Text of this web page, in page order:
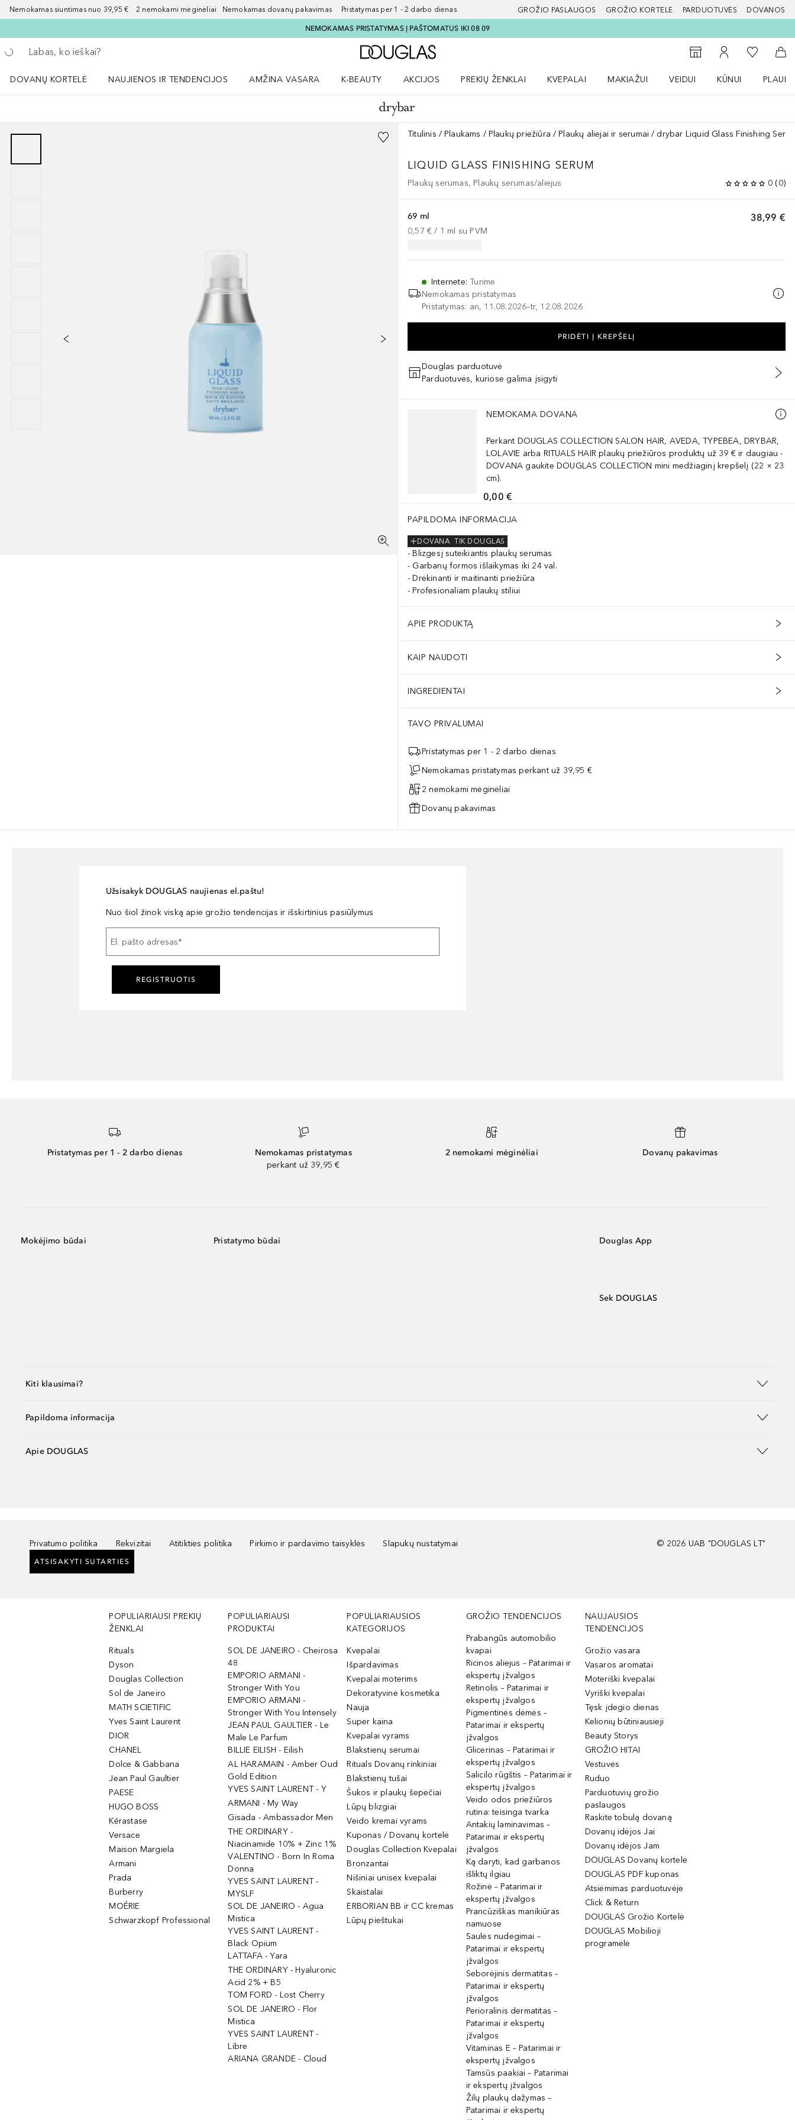
Nemokamas siuntimas nuo 39,95 € 2 nemokami mėginėliai Nemokamas dovanų pakavimas Pristatymas per 1 - 2 darbo dienas GROŽIO PASLAUGOS GROŽIO KORTELĖ PARDUOTUVĖS DOVANOS
NEMOKAMAS PRISTATYMAS Į PAŠTOMATUS IKI 08 09
Grįžk atgal
Vykdykite paiešką
Į Douglas pagrindinį puslapį
Į parduotuvių paiešką
Į mano paskyrą
Į mano
Į
DOVANŲ KORTELĖ
NAUJIENOS IR TENDENCIJOS
AMŽINA VASARA
K-BEAUTY
AKCIJOS
PREKIŲ ŽENKLAI
KVEPALAI
MAKIAŽUI
VEIDUI
KŪNUI
Titulinis Plaukams Plaukų priežiūra Plaukų aliejai ir serumai drybar Liquid Glass Finishing
LIQUID GLASS FINISHING SERUM
Plaukų serumas, Plaukų serumas/aliejus 0 (0)
38,99 €
69 ml
0,57 € / 1 ml su PVM
Internete:Turime
Nemokamas pristatymas
Pristatymas: an, 11.08.2026–tr, 12.08.2026
PRIDĖTI Į KREPŠELĮ
Douglas parduotuvė
Parduotuvės, kuriose galima įsigyti
Praleisti slankiklį
NEMOKAMA DOVANA
Perkant DOUGLAS COLLECTION SALON HAIR, AVEDA, TYPEBEA, DRYBAR,
LOLAVIE arba RITUALS HAIR plaukų priežiūros produktų už 39 € ir daugiau -
DOVANA gaukite DOUGLAS COLLECTION mini medžiaginį krepšelį (22 × 23
cm).
0,00 €
PAPILDOMA INFORMACIJA
TIK DOUGLAS
DOVANA
Blizgesį suteikiantis plaukų serumas
Garbanų formos išlaikymas iki 24 val.
Drėkinanti ir maitinanti priežiūra
Profesionaliam plaukų stiliui
APIE PRODUKTĄ
KAIP NAUDOTI
INGREDIENTAI
TAVO PRIVALUMAI
Pristatymas per 1 - 2 darbo dienas
Nemokamas pristatymas perkant už 39,95 €
2 nemokami mėginėliai
Dovanų pakavimas
Užsisakyk DOUGLAS naujienas el.paštu!
Nuo šiol žinok viską apie grožio tendencijas ir išskirtinius pasiūlymus
El. pašto adresas*
REGISTRUOTIS
Pristatymas per 1 - 2 darbo dienas
Nemokamas pristatymas
perkant už 39,95 €
2 nemokami mėginėliai Dovanų pakavimas
Mokėjimo būdai Pristatymo būdai Douglas App
Sek DOUGLAS
Kiti klausimai?
Papildoma informacija
Apie DOUGLAS
Privatumo politika Rekvizitai Atitikties politika Pirkimo ir pardavimo taisyklės Slapukų nustatymai
ATSISAKYTI SUTARTIES
© 2026 UAB "DOUGLAS LT"
POPULIARIAUSI PREKIŲ
ŽENKLAI
Rituals
Dyson
Douglas Collection
Sol de Janeiro
MATH SCIETIFIC
Yves Saint Laurent
DIOR
CHANEL
Dolce & Gabbana
Jean Paul Gaultier
PAESE
HUGO BOSS
Kérastase
Versace
Maison Margiela
Armani
Prada
Burberry
MOÉRIE
Schwarzkopf Professional
POPULIARIAUSI
PRODUKTAI
SOL DE JANEIRO - Cheirosa
48
EMPORIO ARMANI -
Stronger With You
EMPORIO ARMANI -
Stronger With You Intensely
JEAN PAUL GAULTIER - Le
Male Le Parfum
BILLIE EILISH - Eilish
AL HARAMAIN - Amber Oud
Gold Edition
YVES SAINT LAURENT - Y
ARMANI - My Way
Gisada - Ambassador Men
THE ORDINARY -
Niacinamide 10% + Zinc 1%
VALENTINO - Born In Roma
Donna
YVES SAINT LAURENT -
MYSLF
SOL DE JANEIRO - Agua
Mistica
YVES SAINT LAURENT -
Black Opium
LATTAFA - Yara
THE ORDINARY - Hyaluronic
Acid 2% + B5
TOM FORD - Lost Cherry
SOL DE JANEIRO - Flor
Mistica
YVES SAINT LAURENT -
Libre
ARIANA GRANDE - Cloud
POPULIARIAUSIOS
KATEGORIJOS
Kvepalai
Išpardavimas
Kvepalai moterims
Dekoratyvinė kosmetika
Nauja
Super kaina
Kvepalai vyrams
Blakstienų serumai
Rituals Dovanų rinkiniai
Blakstienų tušai
Šukos ir plaukų šepečiai
Lūpų blizgiai
Veido kremai vyrams
Kuponas / Dovanų kortelė
Douglas Collection Kvepalai
Bronzantai
Nišiniai unisex kvepalai
Skaistalai
ERBORIAN BB ir CC kremas
Lūpų pieštukai
GROŽIO TENDENCIJOS
Prabangūs automobilio
kvapai
Ricinos aliejus – Patarimai ir
ekspertų įžvalgos
Retinolis – Patarimai ir
ekspertų įžvalgos
Pigmentinės dėmės –
Patarimai ir ekspertų
įžvalgos
Glicerinas – Patarimai ir
ekspertų įžvalgos
Salicilo rūgštis – Patarimai ir
ekspertų įžvalgos
Veido odos priežiūros
rutina: teisinga tvarka
Antakių laminavimas –
Patarimai ir ekspertų
įžvalgos
Ką daryti, kad garbanos
išliktų ilgiau
Rožinė – Patarimai ir
ekspertų įžvalgos
Prancūziškas manikiūras
namuose
Saulės nudegimai –
Patarimai ir ekspertų
įžvalgos
Seborėjinis dermatitas –
Patarimai ir ekspertų
įžvalgos
Perioralinis dermatitas –
Patarimai ir ekspertų
įžvalgos
Vitaminas E – Patarimai ir
ekspertų įžvalgos
Tamsūs paakiai – Patarimai
ir ekspertų įžvalgos
Žilų plaukų dažymas –
Patarimai ir ekspertų
NAUJAUSIOS
TENDENCIJOS
Grožio vasara
Vasaros aromatai
Moteriški kvepalai
Vyriški kvepalai
Tęsk įdegio dienas
Kelionių būtiniausieji
Beauty Storys
GROŽIO HITAI
Vestuvės
Ruduo
Parduotuvių grožio
paslaugos
Raskite tobulą dovaną
Dovanų idėjos Jai
Dovanų idėjos Jam
DOUGLAS Dovanų kortelė
DOUGLAS PDF kuponas
Atsiėmimas parduotuvėje
Click & Return
DOUGLAS Grožio Kortelė
DOUGLAS Mobilioji
programėlė